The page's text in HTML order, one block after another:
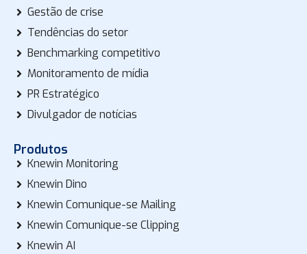
Gestão de crise
Tendências do setor
Benchmarking competitivo
Monitoramento de mídia
PR Estratégico
Divulgador de notícias
Produtos
Knewin Monitoring
Knewin Dino
Knewin Comunique-se Mailing
Knewin Comunique-se Clipping
Knewin AI